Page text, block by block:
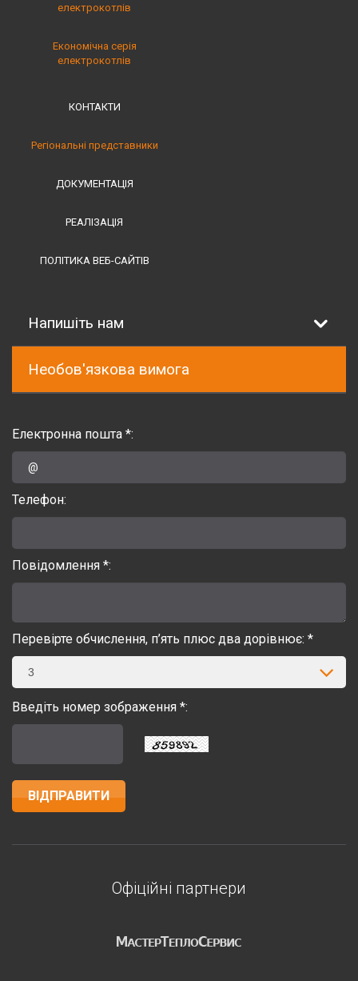
електрокотлів
Економічна серія
електрокотлів
КОНТАКТИ
Регіональні представники
ДОКУМЕНТАЦІЯ
РЕАЛІЗАЦІЯ
ПОЛІТИКА ВЕБ-САЙТІВ
Напишіть нам
Необов'язкова вимога
Електронна пошта *:
Телефон:
Повідомлення *:
Перевірте обчислення, п’ять плюс два дорівнює: *
3
Введіть номер зображення *:
Офіційні партнери